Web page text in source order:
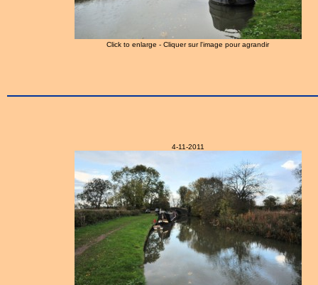
Click to enlarge - Cliquer sur l'image pour agrandir
4-11-2011